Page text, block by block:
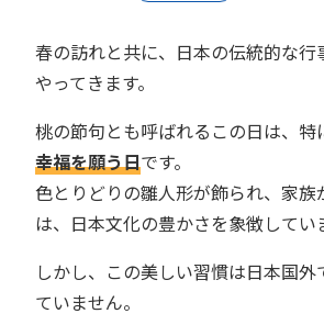
春の訪れと共に、日本の伝統的な行
やってきます。
桃の節句とも呼ばれるこの日は、特
幸福を願う日です。
色とりどりの雛人形が飾られ、家族
は、日本文化の豊かさを象徴してい
しかし、この美しい習慣は日本国
ていません。